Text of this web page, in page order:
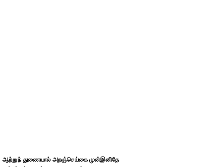
ஆற்றுந் துணையால் அறஞ்செய்கை முன்இனிதே